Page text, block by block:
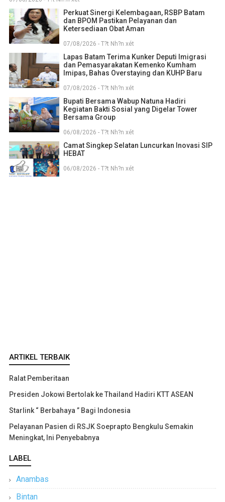
Perkuat Sinergi Kelembagaan, RSBP Batam
dan BPOM Pastikan Pelayanan dan
Ketersediaan Obat Aman
07/08/2026 - T?t Nh?n xét
Lapas Batam Terima Kunker Deputi Imigrasi
dan Pemasyarakatan Kemenko Kumham
Imipas, Bahas Overstaying dan KUHP Baru
07/08/2026 - T?t Nh?n xét
Bupati Bersama Wabup Natuna Hadiri
Kegiatan Bakti Sosial yang Digelar Tower
Bersama Group
06/08/2026 - T?t Nh?n xét
Camat Singkep Selatan Luncurkan Inovasi SIP
HEBAT
06/08/2026 - T?t Nh?n xét
ARTIKEL TERBAIK
Ralat Pemberitaan
Presiden Jokowi Bertolak ke Thailand Hadiri KTT ASEAN
Starlink “ Berbahaya ” Bagi Indonesia
Pelayanan Pasien di RSJK Soeprapto Bengkulu Semakin
Meningkat, Ini Penyebabnya
LABEL
Anambas
Bintan